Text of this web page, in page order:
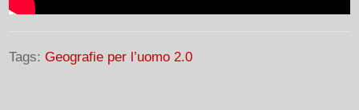
Tags: Geografie per l’uomo 2.0